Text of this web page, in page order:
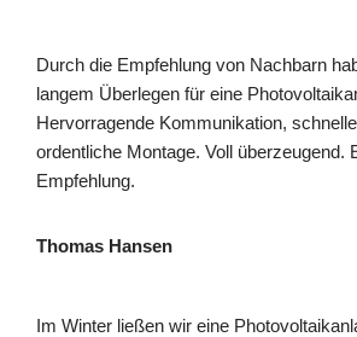
Durch die Empfehlung von Nachbarn
langem Überlegen für eine
Hervorragende Kommunikation,
ordentliche Montage. Voll überzeugend.
Empfehlung.
Thomas Hansen
Im Winter ließen wir eine